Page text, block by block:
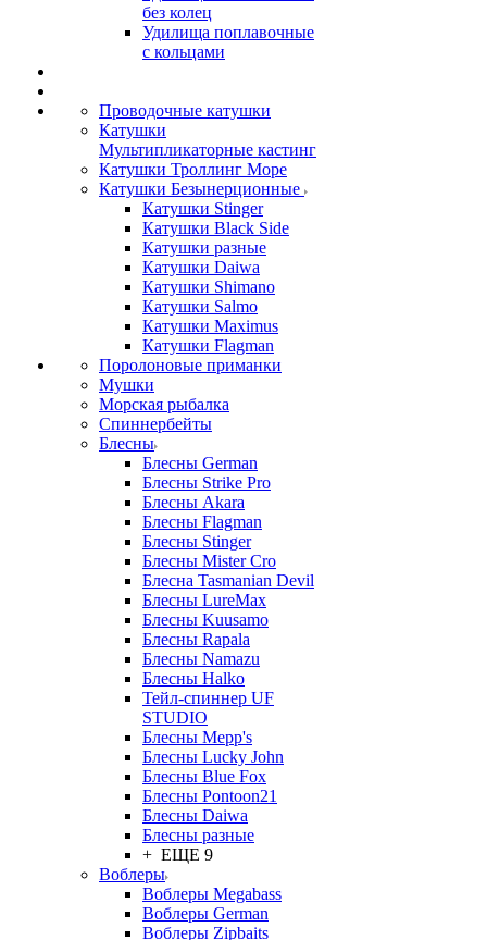
без колец
Удилища поплавочные
с кольцами
Проводочные катушки
Катушки
Мультипликаторные кастинг
Катушки Троллинг Море
Катушки Безынерционные
Катушки Stinger
Катушки Black Side
Катушки разные
Катушки Daiwa
Катушки Shimano
Катушки Salmo
Катушки Maximus
Катушки Flagman
Поролоновые приманки
Мушки
Морская рыбалка
Спиннербейты
Блесны
Блесны German
Блесны Strike Pro
Блесны Akara
Блесны Flagman
Блесны Stinger
Блесны Mister Cro
Блесна Tasmanian Devil
Блесны LureMax
Блесны Kuusamo
Блесны Rapala
Блесны Namazu
Блесны Halko
Тейл-спиннер UF
STUDIO
Блесны Mepp's
Блесны Lucky John
Блесны Blue Fox
Блесны Pontoon21
Блесны Daiwa
Блесны разные
+ ЕЩЕ 9
Воблеры
Воблеры Megabass
Воблеры German
Воблеры Zipbaits